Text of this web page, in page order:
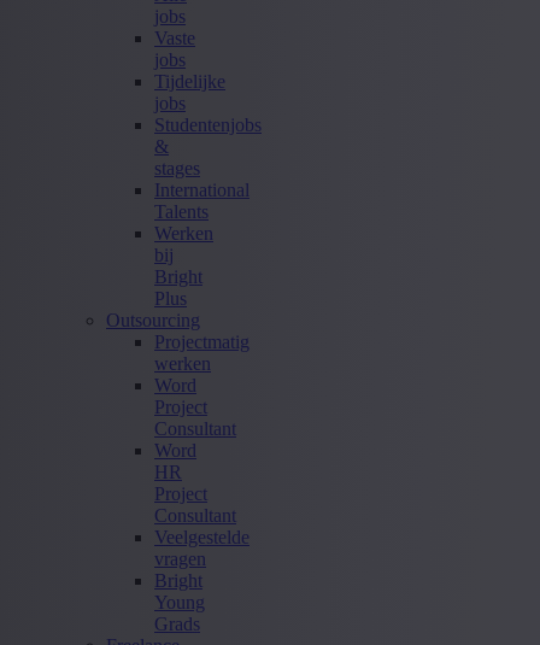
jobs
Vaste
jobs
Tijdelijke
jobs
Studentenjobs
&
stages
International
Talents
Werken
bij
Bright
Plus
Outsourcing
Projectmatig
werken
Word
Project
Consultant
Word
HR
Project
Consultant
Veelgestelde
vragen
Bright
Young
Grads